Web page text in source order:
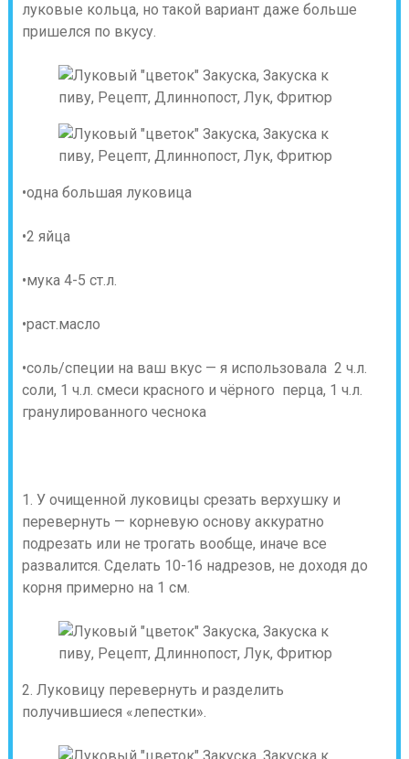
луковые кольца, но такой вариант даже больше
пришелся по вкусу.
•одна большая луковица
•2 яйца
•мука 4-5 ст.л.
•раст.масло
•соль/специи на ваш вкус — я использовала 2 ч.л.
соли, 1 ч.л. смеси красного и чёрного перца, 1 ч.л.
гранулированного чеснока
1. У очищенной луковицы срезать верхушку и
перевернуть — корневую основу аккуратно
подрезать или не трогать вообще, иначе все
развалится. Сделать 10-16 надрезов, не доходя до
корня примерно на 1 см.
2. Луковицу перевернуть и разделить
получившиеся «лепестки».